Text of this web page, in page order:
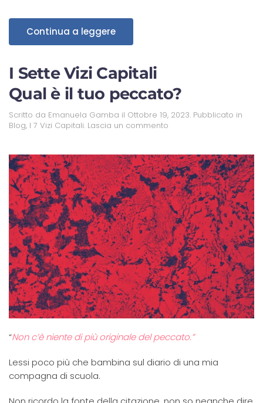
Continua a leggere
I Sette Vizi Capitali
Qual è il tuo peccato?
Scritto da Emanuela Gamba il Ottobre 19, 2023. Pubblicato in
Blog, I 7 Vizi Capitali. Lascia un commento
“Non c’è niente di più originale del peccato.”
Lessi poco più che bambina sul diario di una mia
compagna di scuola.